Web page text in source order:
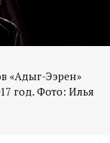
«Адыг-Ээрен»
год. Фото: Илья